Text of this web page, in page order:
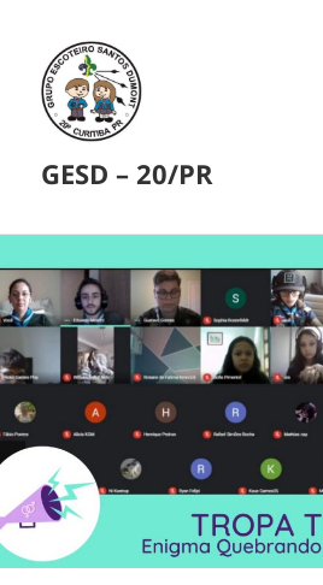
GESD – 20/PR